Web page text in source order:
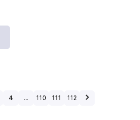
4 … 110 111 112